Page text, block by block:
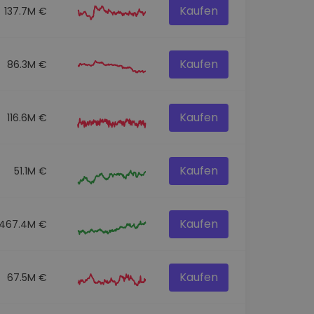
137.7M € Kaufen
86.3M € Kaufen
116.6M € Kaufen
51.1M € Kaufen
467.4M € Kaufen
67.5M € Kaufen